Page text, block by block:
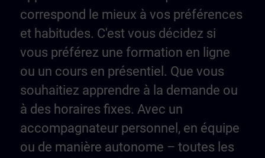
correspond le mieux à vos préférences
et habitudes. C'est vous décidez si
vous préférez une formation en ligne
ou un cours en présentiel. Que vous
souhaitiez apprendre à la demande ou
à des horaires fixes. Avec un
accompagnateur personnel, en équipe
ou de manière autonome – toutes les